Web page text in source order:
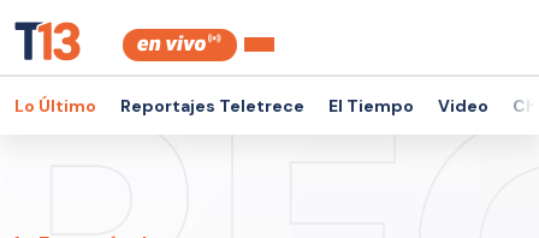
Lo Último Reportajes Teletrece El Tiempo Video